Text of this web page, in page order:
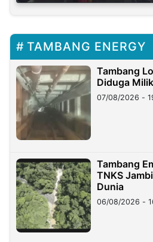
TAMBANG ENERGY
Tambang
Diduga
07/08/2026 -
Tambang
TNKS
Dunia
06/08/2026 -